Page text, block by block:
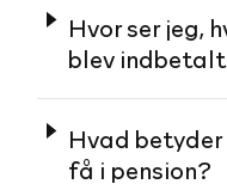
Hvor ser jeg,
blev
Hvad
få i pension?